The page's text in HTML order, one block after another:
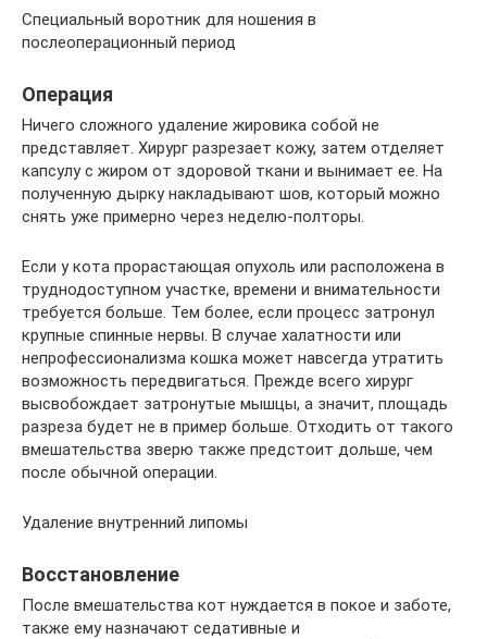
Специальный воротник для ношения в
послеоперационный период
Операция
Ничего сложного удаление жировика собой не
представляет. Хирург разрезает кожу, затем отделяет
капсулу с жиром от здоровой ткани и вынимает ее. На
полученную дырку накладывают шов, который можно
снять уже примерно через неделю-полторы.
Если у кота прорастающая опухоль или расположена в
труднодоступном участке, времени и внимательности
требуется больше. Тем более, если процесс затронул
крупные спинные нервы. В случае халатности или
непрофессионализма кошка может навсегда утратить
возможность передвигаться. Прежде всего хирург
высвобождает затронутые мышцы, а значит, площадь
разреза будет не в пример больше. Отходить от такого
вмешательства зверю также предстоит дольше, чем
после обычной операции.
Удаление внутренний липомы
Восстановление
После вмешательства кот нуждается в покое и заботе,
также ему назначают седативные и